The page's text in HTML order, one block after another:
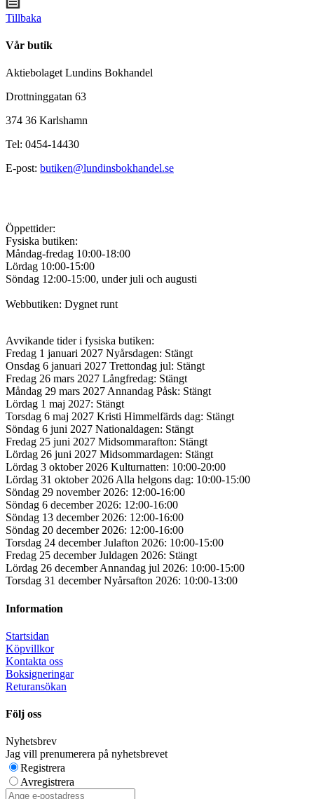
Tillbaka
Vår butik
Aktiebolaget Lundins Bokhandel
Drottninggatan 63
374 36 Karlshamn
Tel: 0454-14430
E-post: butiken@lundinsbokhandel.se
Öppettider:
Fysiska butiken:
Måndag-fredag 10:00-18:00
Lördag 10:00-15:00
Söndag 12:00-15:00, under juli och augusti
Webbutiken: Dygnet runt
Avvikande tider i fysiska butiken:
Fredag 1 januari 2027 Nyårsdagen: Stängt
Onsdag 6 januari 2027 Trettondag jul: Stängt
Fredag 26 mars 2027 Långfredag: Stängt
Måndag 29 mars 2027 Annandag Påsk: Stängt
Lördag 1 maj 2027: Stängt
Torsdag 6 maj 2027 Kristi Himmelfärds dag: Stängt
Söndag 6 juni 2027 Nationaldagen: Stängt
Fredag 25 juni 2027 Midsommarafton: Stängt
Lördag 26 juni 2027 Midsommardagen: Stängt
Lördag 3 oktober 2026 Kulturnatten: 10:00-20:00
Lördag 31 oktober 2026 Alla helgons dag: 10:00-15:00
Söndag 29 november 2026: 12:00-16:00
Söndag 6 december 2026: 12:00-16:00
Söndag 13 december 2026: 12:00-16:00
Söndag 20 december 2026: 12:00-16:00
Torsdag 24 december Julafton 2026: 10:00-15:00
Fredag 25 december Juldagen 2026: Stängt
Lördag 26 december Annandag jul 2026: 10:00-15:00
Torsdag 31 december Nyårsafton 2026: 10:00-13:00
Information
Startsidan
Köpvillkor
Kontakta oss
Boksigneringar
Returansökan
Följ oss
Nyhetsbrev
Jag vill prenumerera på nyhetsbrevet
Registrera
Avregistrera